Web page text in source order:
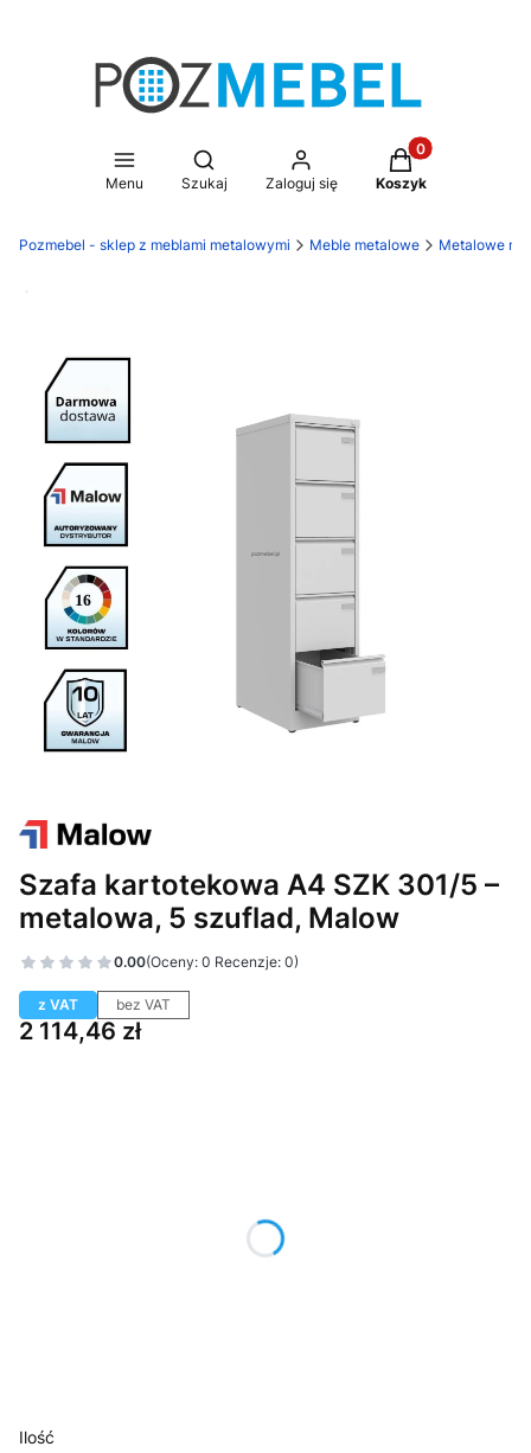
Menu
Otwórz wyszukiwarkę
Szukaj Zaloguj się
Produkty w
Koszyk
Pozmebel - sklep z meblami metalowymi Meble metalowe Metalowe
Darmowa dostawa
Szafa kartotekowa A4 SZK 301/5 –
metalowa, 5 szuflad, Malow
0.00(Oceny: 0 Recenzje: 0)
z VAT bez VAT
Cena
2 114,46 zł
Ilość